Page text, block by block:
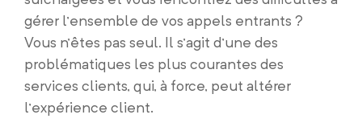
gérer l’ensemble de vos appels entrants ?
Vous n’êtes pas seul. Il s’agit d’une des
problématiques les plus courantes des
services clients, qui, à force, peut altérer
l’expérience client.